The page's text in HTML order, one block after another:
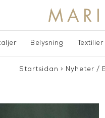
Belysning Textilier
Startsidan > Nyheter/